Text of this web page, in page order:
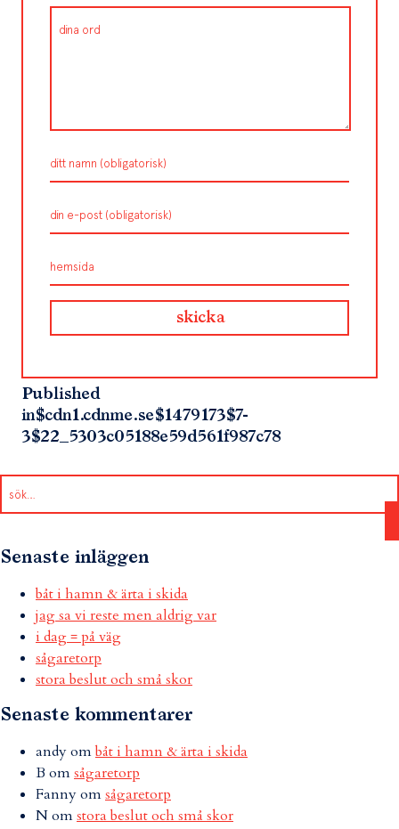
Published
in$cdn1.cdnme.se$1479173$7-
3$22_5303c05188e59d561f987c78
Senaste inläggen
båt i hamn & ärta i skida
jag sa vi reste men aldrig var
i dag = på väg
sågaretorp
stora beslut och små skor
Senaste kommentarer
andyombåt i hamn & ärta i skida
B omsågaretorp
Fannyomsågaretorp
Nomstora beslut och små skor